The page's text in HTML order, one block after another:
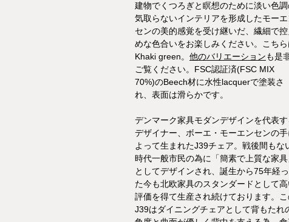
建物でくつろぎと瞑想のために淡い色
気取らないインテリアを形成したモーエ
センの美的感覚を受け継いだ、繊細で控
めな色合いをお楽しみください。こちら
Khaki green。 他のバリエーションも是
ご覧ください。FSC認証済(FSC MIX
70%)のBeech材に水性lacquerで塗装さ
れ、表面は滑らかです。
デンマーク家具モダンデザインを代表す
デザイナー、ボーエ・モーエンセンの手
よって生まれたJ39チェア。戦後間もな
時代一般市民の為に「簡素で上質な家具
としてデザインされ、誕生から75年経っ
た今も北欧家具のスタンダードとして
評価を得て生産され続けております。
J39はダイニングチェアとして背もたれ